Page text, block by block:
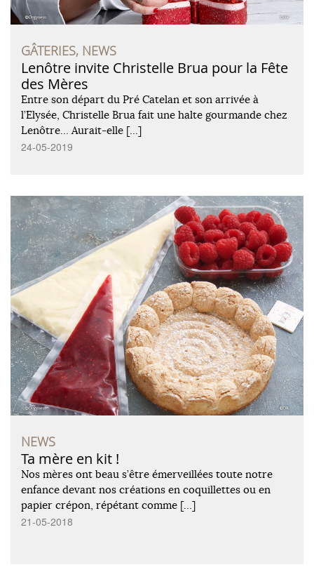
GÂTERIES, NEWS
Lenôtre invite Christelle Brua pour la Fête
des Mères
Entre son départ du Pré Catelan et son arrivée à
l’Elysée, Christelle Brua fait une halte gourmande chez
Lenôtre… Aurait-elle […]
24-05-2019
NEWS
Ta mère en kit !
Nos mères ont beau s’être émerveillées toute notre
enfance devant nos créations en coquillettes ou en
papier crépon, répétant comme […]
21-05-2018